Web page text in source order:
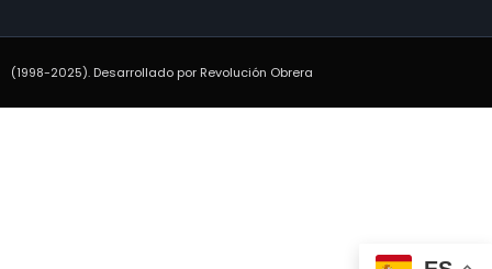
(1998-2025). Desarrollado por Revolución Obrera